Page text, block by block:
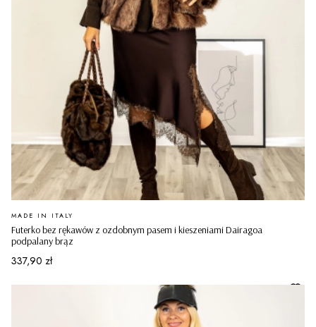
Futerko bez rękawów z ozdobnym pasem i kieszeniami Dairagoa
podpalany brąz
PRODUCENT
MADE IN ITALY
Cena
337,90 zł